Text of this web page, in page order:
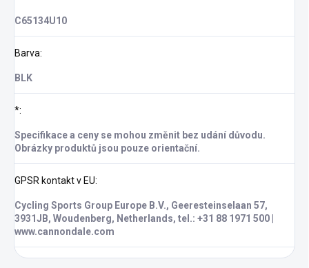
C65134U10
Barva:
BLK
*:
Specifikace a ceny se mohou změnit bez udání důvodu.
Obrázky produktů jsou pouze orientační.
GPSR kontakt v EU:
Cycling Sports Group Europe B.V., Geeresteinselaan 57,
3931JB, Woudenberg, Netherlands, tel.: +31 88 1971 500 |
www.cannondale.com